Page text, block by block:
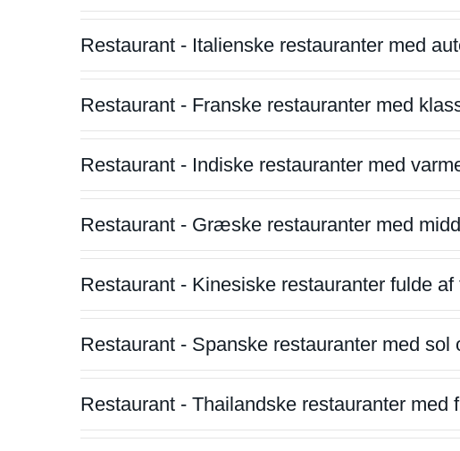
Restaurant - Italienske restauranter med
Restaurant - Franske restauranter med
Restaurant - Indiske restauranter med
Restaurant - Græske restauranter med
Restaurant - Kinesiske restauranter fulde af
Restaurant - Spanske restauranter med sol
Restaurant - Thailandske restauranter med